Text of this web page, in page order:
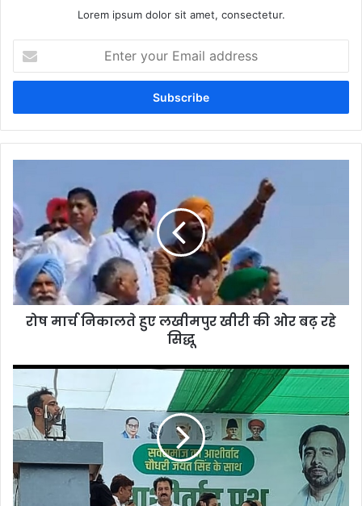
Lorem ipsum dolor sit amet, consectetur.
your
Email
रोष मार्च निकालते हुए लखीमपुर खीरी की ओर बढ़ रहे
सिद्धू